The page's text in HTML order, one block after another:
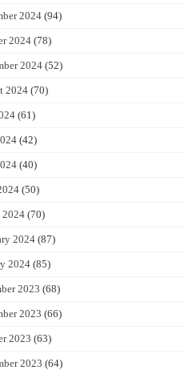
2024 (94)
2024 (78)
2024 (52)
2024(70)
(61)
(42)
(40)
(50)
2024(70)
2024(87)
2024 (85)
2023 (68)
2023 (66)
2023 (63)
2023 (64)